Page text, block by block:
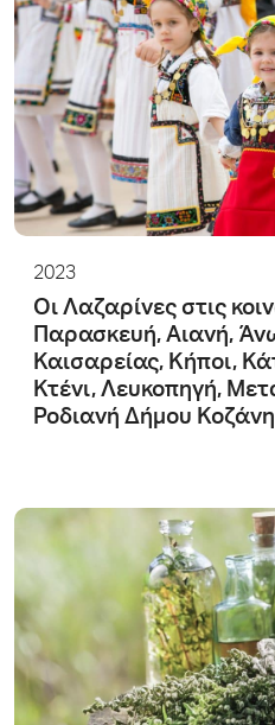
2023
Οι Λαζαρίνες στις
Παρασκευή, Αιανή,
Καισαρείας, Κήποι,
Κτένι, Λευκοπηγή,
Ροδιανή Δήμου